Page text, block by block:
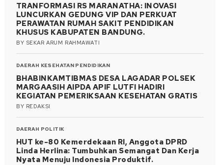
TRANFORMASI RS MARANATHA: INOVASI
LUNCURKAN GEDUNG VIP DAN PERKUAT
PERAWATAN RUMAH SAKIT PENDIDIKAN
KHUSUS KABUPATEN BANDUNG.
BY SEKAR ARUM RAHMAWATI
DAERAH KESEHATAN PENDIDIKAN
BHABINKAMTIBMAS DESA LAGADAR POLSEK
MARGAASIH AIPDA APIF LUTFI HADIRI
KEGIATAN PEMERIKSAAN KESEHATAN GRATIS
BY REDAKSI
DAERAH POLITIK
HUT ke-80 Kemerdekaan RI, Anggota DPRD
Linda Herlina: Tumbuhkan Semangat Dan Kerja
Nyata Menuju Indonesia Produktif.